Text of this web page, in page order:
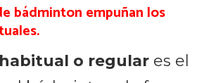
bádminton empuñan los
habitual o regular es el